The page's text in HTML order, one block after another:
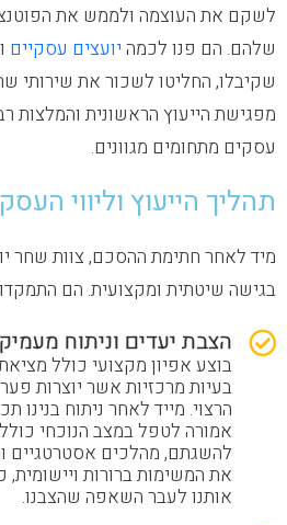
לשקם את העוצמה ולממש את
שלהם. הם פנו לכמה יועצים עסקיים
שקיבלו, החליטו לשכור את שירותי
מפגישת הייעוץ הראשונית והמלצות
עסקים מתחומים מגוונים.
תהליך הייעוץ וליווי
מיד לאחר חתימת ההסכם, צוות שחר
בגישה שיטתית ומקצועית. הם
הצבת יעדים וניתוח
בוצע אפיון מקצועי כולל
בעיות מרכזיות אשר יוצרות
הרצוי. מייד לאחר ניתוח
אמורה לטפל במצב הנוכחי
להשגתם, מהלכים אסטרטגיים
את המשימות ברורות
אותנו לעבר השאפה שהצבנו.